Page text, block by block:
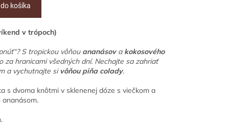
košíka
v trópoch)
S tropickou vôňou ananásova kokosového
za hranicami všedných dní. Nechajte sa zahriať
a vychutnajte sivôňou piňa colady.
s dvoma knôtmi v sklenenej dóze s viečkom a